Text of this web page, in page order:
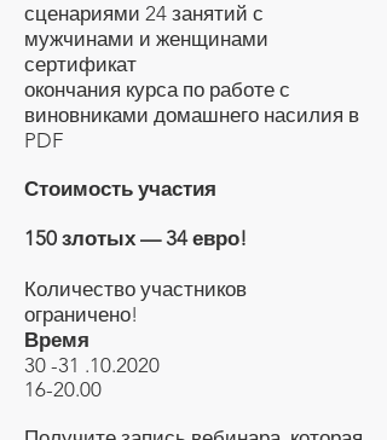
сценариями 24 занятий с
мужчинами и женщинами
сертификат
окончания курса по работе с
виновниками домашнего насилия в
PDF
Стоимость участия
150 злотых — 34 евро!
Количество участников
ограничено!
Время
30 -31 .10.2020
16-20.00